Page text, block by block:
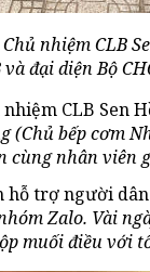
nhiệm CLB
đại diện Bộ
CLB Sen
(Chủbếp cơm
cùng nhân viên
trợ người
Zalo. Vài
muối điềuvới